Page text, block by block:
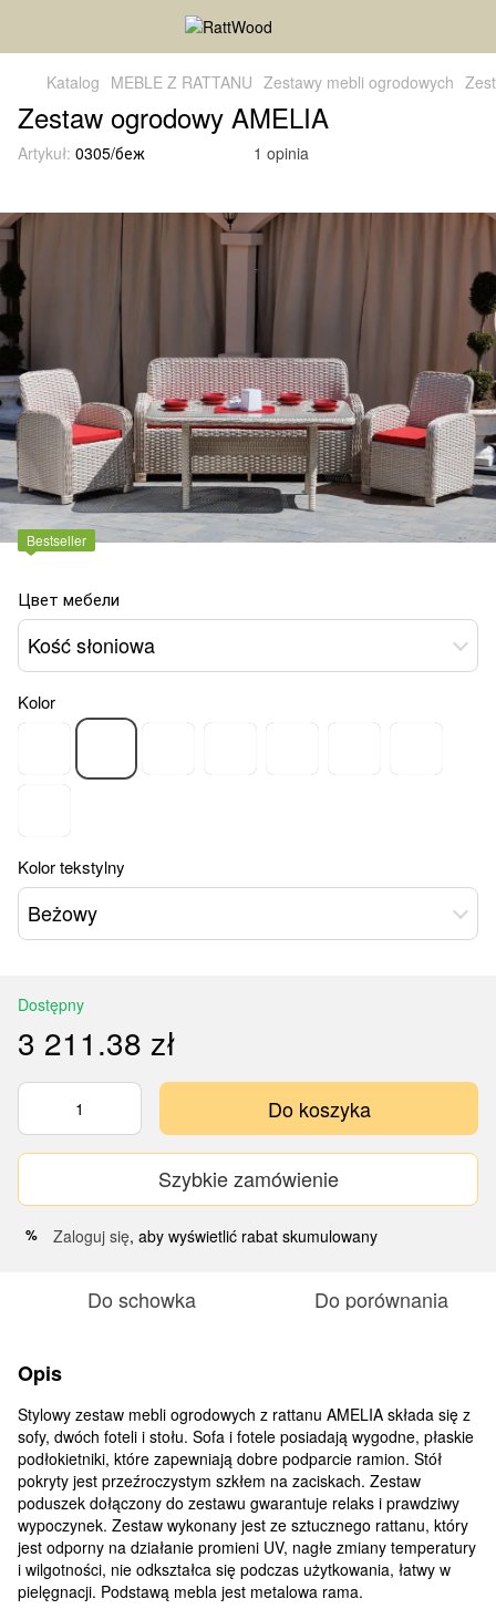
Katalog MEBLE Z RATTANU Zestawy mebli ogrodowych
Zestaw ogrodowy AMELIA
Artykuł: 0305/беж 1 opinia
Bestseller
Цвет мебели
Kość słoniowa
Kolor
Kolor tekstylny
Beżowy
Dostępny
3 211.38 zł
Do koszyka
Szybkie zamówienie
% Zaloguj się, aby wyświetlić rabat skumulowany
Do schowka Do porównania
Opis
Stylowy zestaw mebli ogrodowych z rattanu AMELIA składa się z
sofy, dwóch foteli i stołu. Sofa i fotele posiadają wygodne, płaskie
podłokietniki, które zapewniają dobre podparcie ramion. Stół
pokryty jest przeźroczystym szkłem na zaciskach. Zestaw
poduszek dołączony do zestawu gwarantuje relaks i prawdziwy
wypoczynek. Zestaw wykonany jest ze sztucznego rattanu, który
jest odporny na działanie promieni UV, nagłe zmiany temperatury
i wilgotności, nie odkształca się podczas użytkowania, łatwy w
pielęgnacji. Podstawą mebla jest metalowa rama.